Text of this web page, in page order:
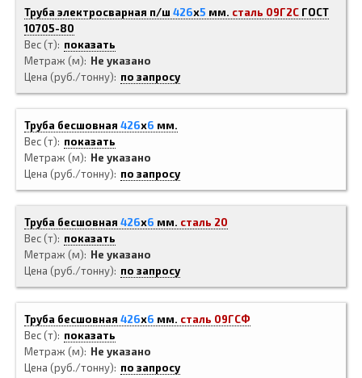
Труба электросварная п/ш 426x5 мм. сталь 09Г2С ГОСТ
10705-80
Вес (т)
показать
Метраж (м)
Не указано
Цена (руб./тонну)
по запросу
Труба бесшовная 426x6 мм.
Вес (т)
показать
Метраж (м)
Не указано
Цена (руб./тонну)
по запросу
Труба бесшовная 426x6 мм. сталь 20
Вес (т)
показать
Метраж (м)
Не указано
Цена (руб./тонну)
по запросу
Труба бесшовная 426x6 мм. сталь 09ГСФ
Вес (т)
показать
Метраж (м)
Не указано
Цена (руб./тонну)
по запросу